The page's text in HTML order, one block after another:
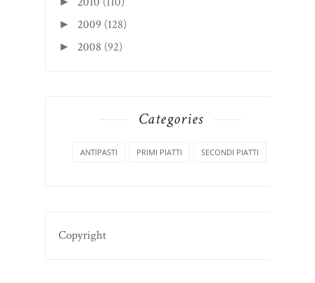
► 2009 (128)
► 2008 (92)
Categories
ANTIPASTI PRIMI PIATTI SECONDI PIATTI
Copyright